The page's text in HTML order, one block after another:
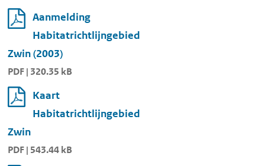
Aanmelding
Habitatrichtlijngebied
Zwin (2003)
PDF | 320.35 kB
Kaart
Habitatrichtlijngebied
Zwin
PDF | 543.44 kB